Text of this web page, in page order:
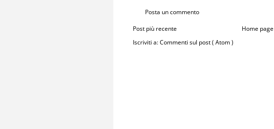
Posta un commento
Post più recente
Home page
Iscriviti a:Commenti sul post ( Atom )